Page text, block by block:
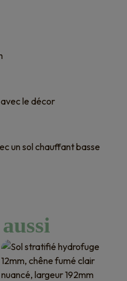
le décor
un sol chauffant basse